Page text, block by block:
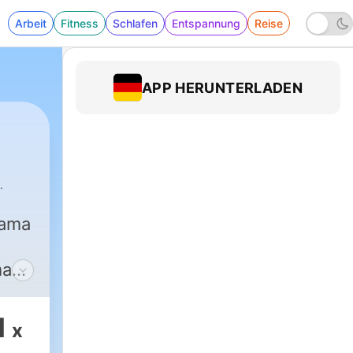
Arbeit Fitness Schlafen Entspannung Reise
x
APP HERUNTERLADEN